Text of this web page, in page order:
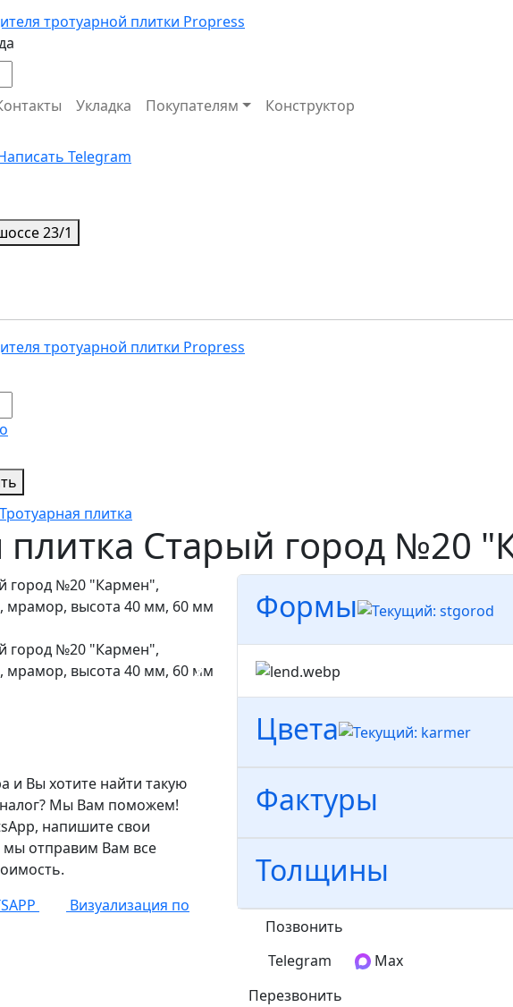
Укладка Покупателям
Конструктор
23/1
страницу
Тротуарная плитка
плитка Старый город №20
и Вы хотите найти такую
Мы Вам поможем!
напишите свои
отправим Вам все
Визуализация по
Формы
Цвета
Фактуры
Толщины
Позвонить
Telegram
Max
Перезвонить